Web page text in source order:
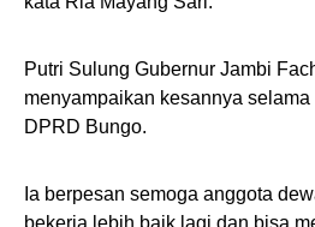
Putri Sulung Gubernur Jambi
menyampaikan kesannya
DPRD Bungo.
Ia berpesan semoga anggota
bekerja lebih baik lagi dan bisa